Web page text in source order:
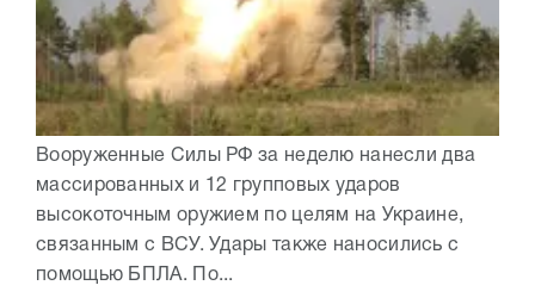
Вооруженные Силы РФ за неделю нанесли два
массированных и 12 групповых ударов
высокоточным оружием по целям на Украине,
связанным с ВСУ. Удары также наносились с
помощью БПЛА. По...